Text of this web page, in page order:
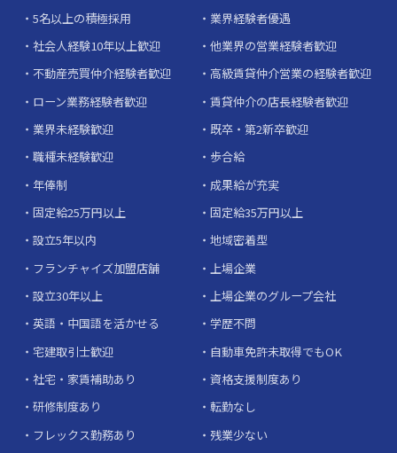
5名以上の積極採用
業界経験者優遇
社会人経験10年以上歓迎
他業界の営業経験者歓迎
不動産売買仲介経験者歓迎
高級賃貸仲介営業の経験者歓迎
ローン業務経験者歓迎
賃貸仲介の店長経験者歓迎
業界未経験歓迎
既卒・第2新卒歓迎
職種未経験歓迎
歩合給
年俸制
成果給が充実
固定給25万円以上
固定給35万円以上
設立5年以内
地域密着型
フランチャイズ加盟店舗
上場企業
設立30年以上
上場企業のグループ会社
英語・中国語を活かせる
学歴不問
宅建取引士歓迎
自動車免許未取得でもOK
社宅・家賃補助あり
資格支援制度あり
研修制度あり
転勤なし
フレックス勤務あり
残業少ない